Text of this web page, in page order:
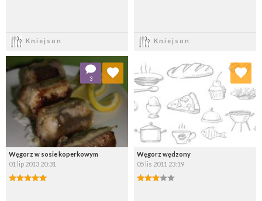
Kniejson Kniejson
Węgorz w sosie koperkowym
01 lip 2013 20:31
3
Dodaj do ulubionych
Wybierz listę:
Węgorz wędzony
05 lis 2011 23:19
Dodaj do ulubionych
Wybierz listę: